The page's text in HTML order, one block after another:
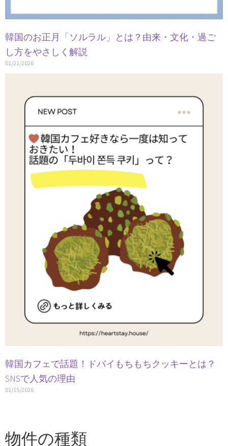
韓国のお正月「ソルラル」とは？由来・文化・過ご
し方をやさしく解説
01/21/2026
韓国カフェで話題！ドバイもちもちクッキーとは？
SNSで人気の理由
01/15/2026
物件の種類